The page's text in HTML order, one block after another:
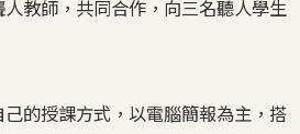
教師，共同合作，向三名聽人學生
的授課方式，以電腦簡報為主，搭